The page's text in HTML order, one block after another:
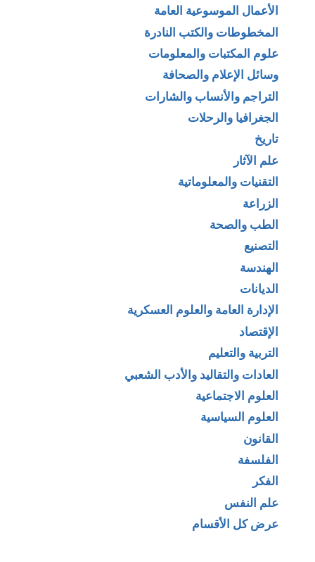
الأعمال الموسوعية العامة
المخطوطات والكتب النادرة
علوم المكتبات والمعلومات
وسائل الإعلام والصحافة
التراجم والأنساب والشارات
الجغرافيا والرحلات
تاريخ
علم الآثار
التقنيات والمعلوماتية
الزراعة
الطب والصحة
التصنيع
الهندسة
الديانات
الإدارة العامة والعلوم العسكرية
الإقتصاد
التربية والتعليم
العادات والتقاليد والأدب الشعبي
العلوم الاجتماعية
العلوم السياسية
القانون
الفلسفة
الفكر
علم النفس
عرض كل الأقسام